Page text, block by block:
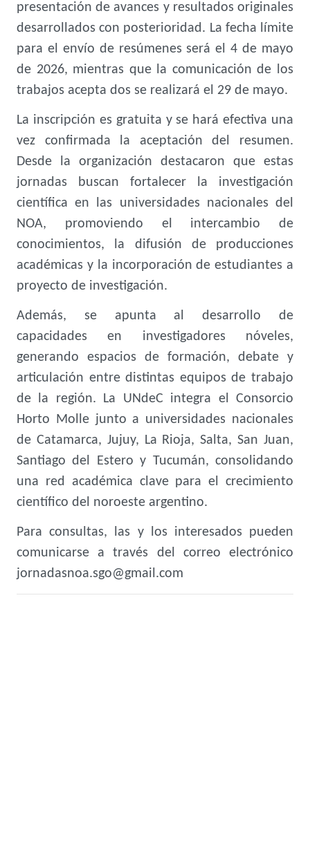
presentación de avances y resultados originales
desarrollados con posterioridad. La fecha límite
para el envío de resúmenes será el 4 de mayo
de 2026, mientras que la comunicación de los
trabajos acepta dos se realizará el 29 de mayo.
La inscripción es gratuita y se hará efectiva una
vez confirmada la aceptación del resumen.
Desde la organización destacaron que estas
jornadas buscan fortalecer la investigación
científica en las universidades nacionales del
NOA, promoviendo el intercambio de
conocimientos, la difusión de producciones
académicas y la incorporación de estudiantes a
proyecto de investigación.
Además, se apunta al desarrollo de
capacidades en investigadores nóveles,
generando espacios de formación, debate y
articulación entre distintas equipos de trabajo
de la región. La UNdeC integra el Consorcio
Horto Molle junto a universidades nacionales
de Catamarca, Jujuy, La Rioja, Salta, San Juan,
Santiago del Estero y Tucumán, consolidando
una red académica clave para el crecimiento
científico del noroeste argentino.
Para consultas, las y los interesados pueden
comunicarse a través del correo electrónico
jornadasnoa.sgo@gmail.com